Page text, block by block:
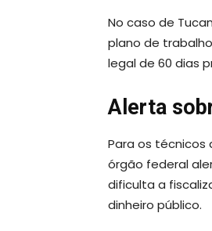
No caso de
plano de
legal de 60 dias
Alerta
Para os técnicos
órgão federal
dificulta a
dinheiro público.